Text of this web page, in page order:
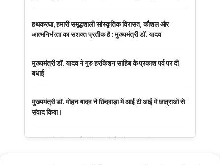
हथकरघा, हमारी समृद्धशाली सांस्कृतिक विरासत, कौशल और
आत्मनिर्भरता का सशक्त प्रतीक है : मुख्यमंत्री डॉ. यादव
मुख्यमंत्री डॉ. यादव ने गुरु हरकिशन साहिब के प्रकाश पर्व पर दी
बधाई
मुख्यमंत्री डॉ. मोहन यादव ने छिंदवाड़ा में आई टी आई में छात्राओ से
संवाद किया।
मुख्यमंत्री डॉ. यादव ने हरित क्रांति के शिल्पकार डॉ. एम.एस.
स्वामीनाथन की जयंती पर किया नमन